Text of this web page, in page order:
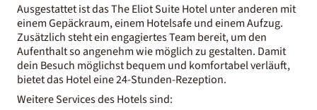
Ausgestattet ist das The Eliot Suite Hotel unter anderen mit
einem Gepäckraum, einem Hotelsafe und einem Aufzug.
Zusätzlich steht ein engagiertes Team bereit, um den
Aufenthalt so angenehm wie möglich zu gestalten. Damit
dein Besuch möglichst bequem und komfortabel verläuft,
bietet das Hotel eine 24-Stunden-Rezeption.
Weitere Services des Hotels sind: